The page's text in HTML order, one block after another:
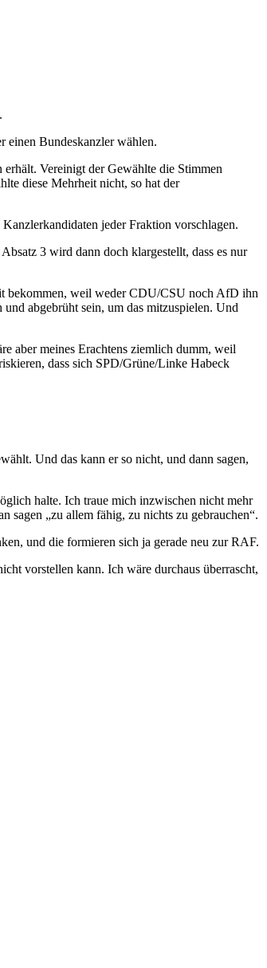
einen Bundeskanzler wählen.
Vereinigt der Gewählte die Stimmen
diese Mehrheit nicht, so hat der
jeder Fraktion vorschlagen.
3 wird dann doch klargestellt, dass es nur
bekommen, weil weder CDU/CSU noch AfD ihn
abgebrüht sein, um das mitzuspielen. Und
aber meines Erachtens ziemlich dumm, weil
dass sich SPD/Grüne/Linke Habeck
Und das kann er so nicht, und dann sagen,
halte. Ich traue mich inzwischen nicht mehr
sagen „zu allem fähig, zu nichts zu gebrauchen“.
und die formieren sich ja gerade neu zur RAF.
vorstellen kann. Ich wäre durchaus überrascht,